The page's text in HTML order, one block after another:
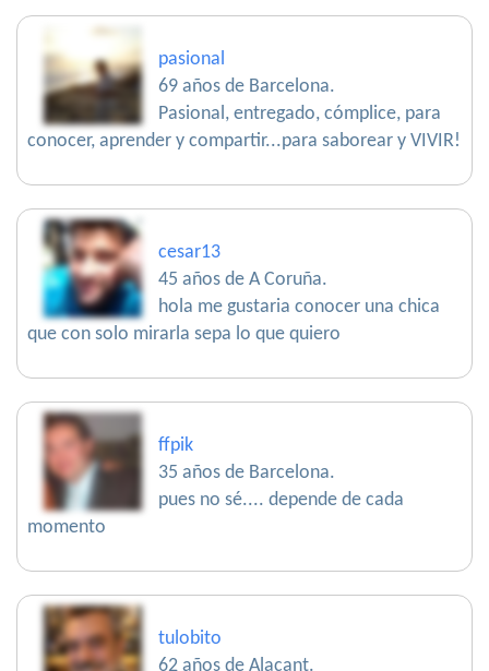
pasional
69 años de Barcelona.
Pasional, entregado, cómplice, para
conocer, aprender y compartir...para saborear y VIVIR!
cesar13
45 años de A Coruña.
hola me gustaria conocer una chica
que con solo mirarla sepa lo que quiero
ffpik
35 años de Barcelona.
pues no sé.... depende de cada
momento
tulobito
62 años de Alacant.